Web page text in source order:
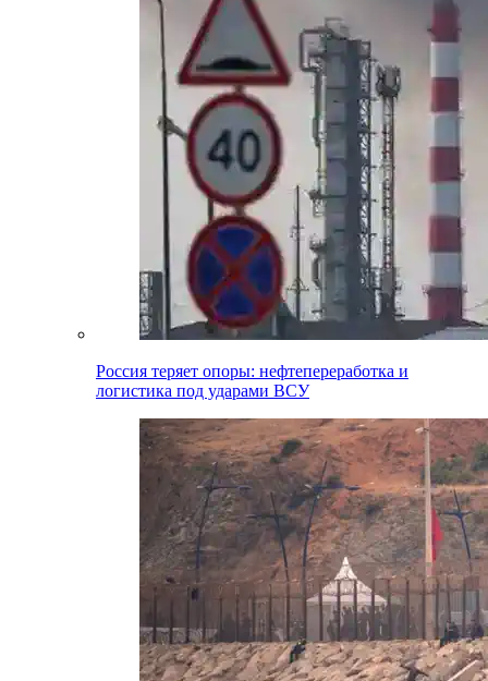
Россия теряет опоры: нефтепереработка и
логистика под ударами ВСУ